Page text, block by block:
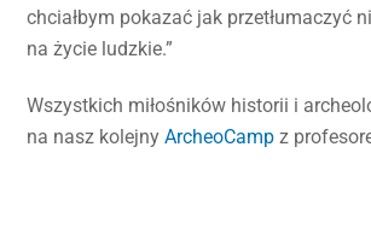
chciałbym pokazać jak przetłumaczyć
na życie ludzkie.”
Wszystkich miłośników historii i
na nasz kolejnyArcheoCamp z